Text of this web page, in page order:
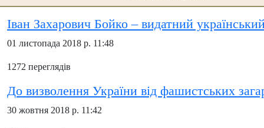
Іван Захарович Бойко – видатний
01 листопада 2018 р. 11:48
1272 переглядів
До визволення України від фашистських
30 жовтня 2018 р. 11:42